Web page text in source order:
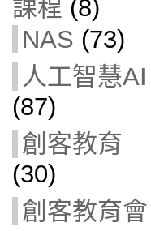
課程 (8)
NAS (73)
人工智慧AI
(87)
創客教育
(30)
創客教育會